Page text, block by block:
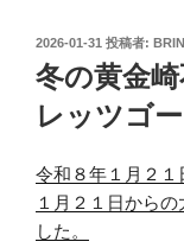
投
稿
日:
2026-01-31 投稿者:
冬の黄金
レッツゴー
令和８年１月２
１月２１日から
した。